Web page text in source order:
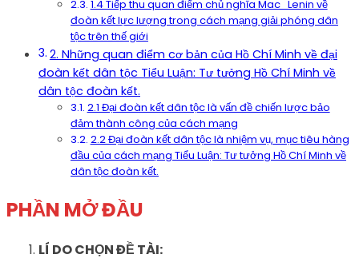
1.4 Tiếp thu quan điểm chủ nghĩa Mac_Lenin về
đoàn kết lực lượng trong cách mạng giải phóng dân
tộc trên thế giới
2. Những quan điểm cơ bản của Hồ Chí Minh về đại
đoàn kết dân tộc Tiểu Luận: Tư tưởng Hồ Chí Minh về
dân tộc đoàn kết.
2.1 Đại đoàn kết dân tộc là vấn đề chiến lược bảo
đảm thành công của cách mạng
2.2 Đại đoàn kết dân tộc là nhiệm vụ, mục tiêu hàng
đầu của cách mạng Tiểu Luận: Tư tưởng Hồ Chí Minh về
dân tộc đoàn kết.
PHẦN MỞ ĐẦU
LÍ DO CHỌN ĐỀ TÀI: